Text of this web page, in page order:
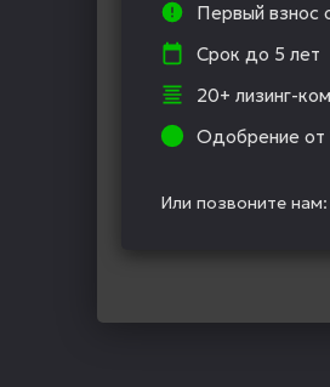
Первый взнос
Срок до 5 лет
20+ лизинг-
Одобрение от
Или позвоните нам: